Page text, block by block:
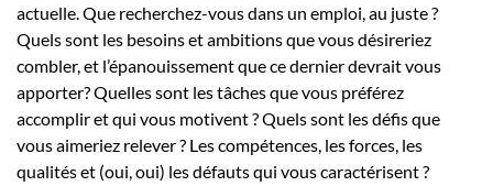
actuelle. Que recherchez-vous dans un emploi, au juste ?
Quels sont les besoins et ambitions que vous désireriez
combler, et l’épanouissement que ce dernier devrait vous
apporter? Quelles sont les tâches que vous préférez
accomplir et qui vous motivent ? Quels sont les défis que
vous aimeriez relever ? Les compétences, les forces, les
qualités et (oui, oui) les défauts qui vous caractérisent ?